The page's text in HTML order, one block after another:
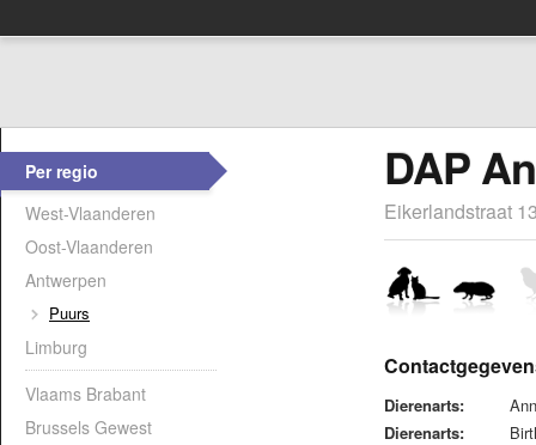
Per regio
West-Vlaanderen
Oost-Vlaanderen
Antwerpen
Puurs
Limburg
Vlaams Brabant
Brussels Gewest
DAP
Eikerlandstraat
Dierenarts:
Dierenarts: